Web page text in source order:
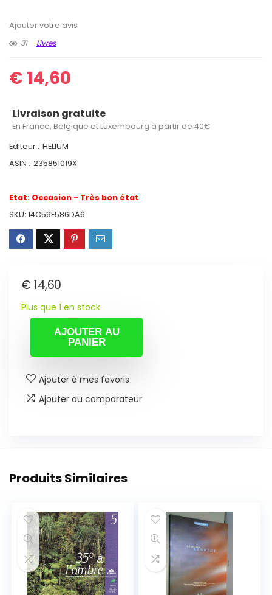
Ajouter votre avis
31
Livres
€ 14,60
Livraison gratuite
En France, Belgique et Luxembourg à partir de 40€
Editeur : HELIUM
ASIN : 235851019X
Etat: Occasion - Très bon état
SKU: 14C59F586DA6
€ 14,60
Plus que 1 en stock
AJOUTER AU
PANIER
Ajouter à mes favoris
Ajouter au comparateur
Produits Similaires